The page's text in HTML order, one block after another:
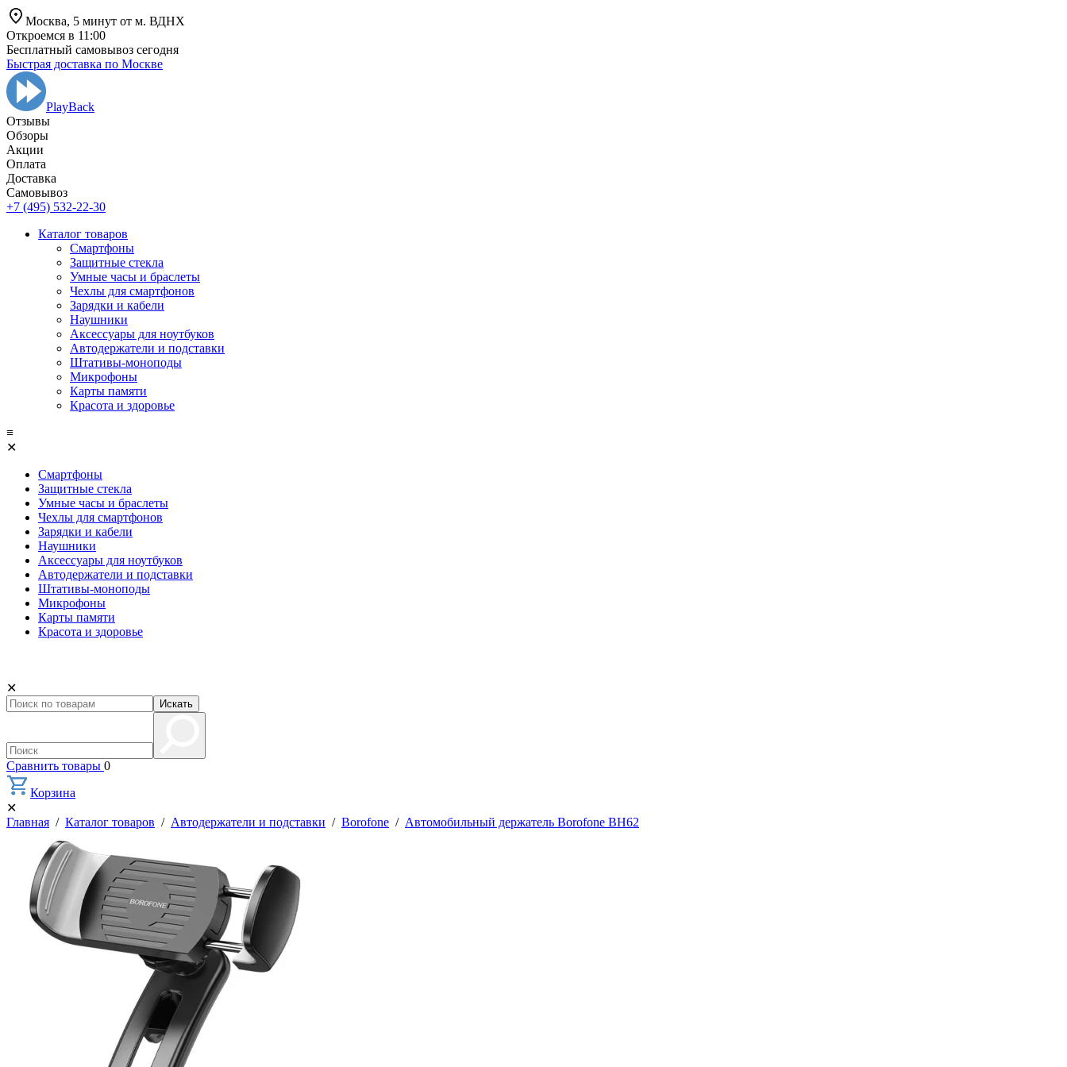
Москва, 5 минут от м. ВДНХ
Откроемся в 11:00
Бесплатный самовывоз сегодня
Быстрая доставка по Москве
PlayBack
Отзывы
Обзоры
Aкции
Оплата
Доставка
Самовывоз
+7 (495) 532-22-30
Каталог товаров
Смартфоны
Защитные стекла
Умные часы и браслеты
Чехлы для смартфонов
Зарядки и кабели
Наушники
Аксессуары для ноутбуков
Автодержатели и подставки
Штативы-моноподы
Микрофоны
Карты памяти
Красота и здоровье
≡
✕
Смартфоны
Защитные стекла
Умные часы и браслеты
Чехлы для смартфонов
Зарядки и кабели
Наушники
Аксессуары для ноутбуков
Автодержатели и подставки
Штативы-моноподы
Микрофоны
Карты памяти
Красота и здоровье
✕
Искать
Сравнить товары 0
Корзина
✕
Главная / Каталог товаров / Автодержатели и подставки / Borofone / Автомобильный держатель Borofone BH62